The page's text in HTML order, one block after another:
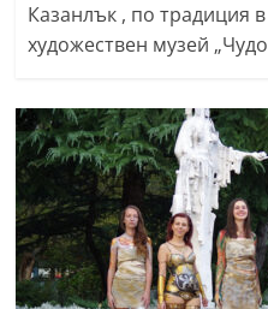
Казанлък , по традиция
художествен музей